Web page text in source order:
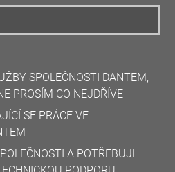
SPOLEČNOSTI DANTEM,
PROSÍM CO NEJDŘÍVE
SE PRÁCE VE
A POTŘEBUJI